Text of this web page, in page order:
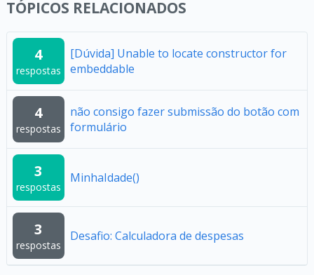
TÓPICOS RELACIONADOS
4
respostas
[Dúvida] Unable to locate constructor for
embeddable
4
respostas
não consigo fazer submissão do botão com
formulário
3
respostas
MinhaIdade()
3
respostas
Desafio: Calculadora de despesas